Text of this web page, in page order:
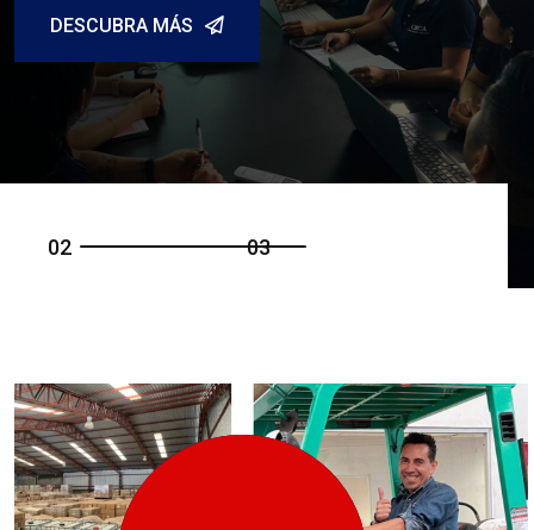
DESCUBRA MÁS
02 03